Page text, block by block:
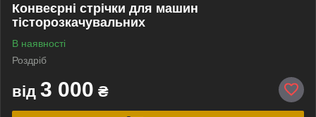
Конвеєрні стрічки для машин
тісторозкачувальних
В наявності
Роздріб
від 3 000 ₴